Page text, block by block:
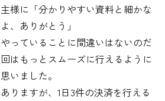
様に「分かりやすい資料と細かな
、ありがとう」
っていることに間違いはないのだ
はもっとスムーズに行えるように
いました。
りますが、1日3件の決済を行える